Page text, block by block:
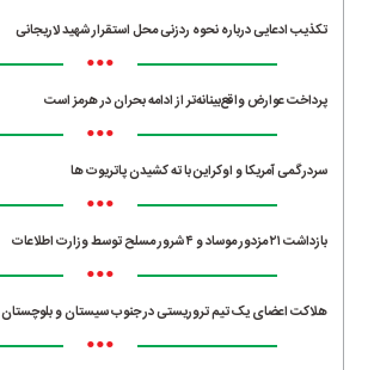
تکذیب ادعایی درباره نحوه ردزنی محل استقرار شهید لاریجانی
•••
پرداخت عوارض واقع‌بینانه‌تر از ادامه بحران در هرمز است
•••
سردرگمی آمریکا و اوکراین با ته کشیدن پاتریوت ها
•••
بازداشت ۲۱ مزدور موساد و ۴ شرور مسلح توسط وزارت اطلاعات
•••
هلاکت اعضای یک تیم تروریستی در جنوب سیستان و بلوچستان
•••